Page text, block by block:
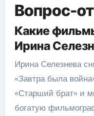
Вопрос-
Какие
Ирина
Ирина Селезнева
«Завтра была
«Старший брат» и
богатую